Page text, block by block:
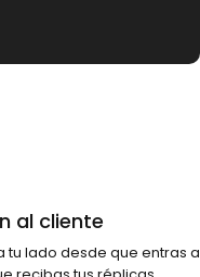
al cliente
tu lado desde que entras a